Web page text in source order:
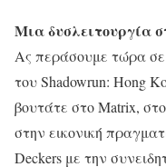
Μια δυσλειτουργία
Ας περάσουμε τώρα
του Shadowrun: Hong
βουτάτε στο Matrix,
στην εικονική
Deckers με την